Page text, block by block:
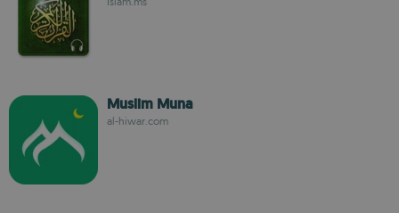
Muslim Muna
al-hiwar.com